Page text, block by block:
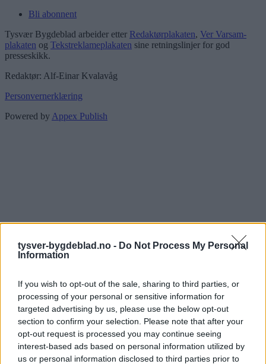
tysver-bygdeblad.no - Do Not Process My Personal
Information
If you wish to opt-out of the sale, sharing to third parties, or
processing of your personal or sensitive information for
targeted advertising by us, please use the below opt-out
section to confirm your selection. Please note that after your
opt-out request is processed you may continue seeing
interest-based ads based on personal information utilized by
us or personal information disclosed to third parties prior to
Bli abonnent
Tysvær Bygdeblad arbeider etter Redaktørplakaten, Ver Varsam-
plakaten og Tekstreklameplakaten sine retningslinjer for god
presseskikk.
Redaktør: Alf-Einar Kvalavåg
Personvernerklæring
Powered byAppex Publish